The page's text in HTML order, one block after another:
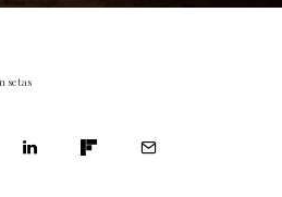
setas